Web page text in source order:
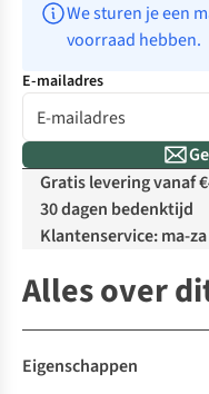
We sturen je een
voorraad hebben.
E-mailadres
Gratis levering vanaf
30 dagen bedenktijd
Klantenservice: ma-za
Alles over
Eigenschappen